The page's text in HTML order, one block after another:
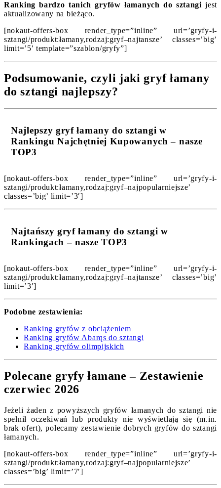
Ranking bardzo tanich gryfów łamanych do sztangi jest
aktualizowany na bieżąco.
[nokaut-offers-box render_type=”inline” url=’gryfy-i-
sztangi/produkt:łamany,rodzaj:gryf–najtansze’ classes=’big’
limit=’5′ template=”szablon/gryfy”]
Podsumowanie, czyli jaki gryf łamany
do sztangi najlepszy?
Najlepszy gryf łamany do sztangi w
Rankingu Najchętniej Kupowanych – nasze
TOP3
[nokaut-offers-box render_type=”inline” url=’gryfy-i-
sztangi/produkt:łamany,rodzaj:gryf–najpopularniejsze’
classes=’big’ limit=’3′]
Najtańszy gryf łamany do sztangi w
Rankingach – nasze TOP3
[nokaut-offers-box render_type=”inline” url=’gryfy-i-
sztangi/produkt:łamany,rodzaj:gryf–najtansze’ classes=’big’
limit=’3′]
Podobne zestawienia:
Ranking gryfów z obciążeniem
Ranking gryfów Abarqs do sztangi
Ranking gryfów olimpijskich
Polecane gryfy łamane – Zestawienie
czerwiec 2026
Jeżeli żaden z powyższych gryfów łamanych do sztangi nie
spełnił oczekiwań lub produkty nie wyświetlają się (m.in.
brak ofert), polecamy zestawienie dobrych gryfów do sztangi
łamanych.
[nokaut-offers-box render_type=”inline” url=’gryfy-i-
sztangi/produkt:łamany,rodzaj:gryf–najpopularniejsze’
classes=’big’ limit=’7′]